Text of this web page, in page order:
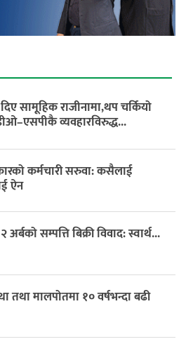
सामूहिक राजीनामा,थप चर्कियो
व्यवहारविरुद्ध...
कर्मचारी सरुवा: कसैलाई
ऐन
सम्पत्ति बिक्री विवाद: स्वार्थ...
तथा मालपोतमा १० वर्षभन्दा बढी